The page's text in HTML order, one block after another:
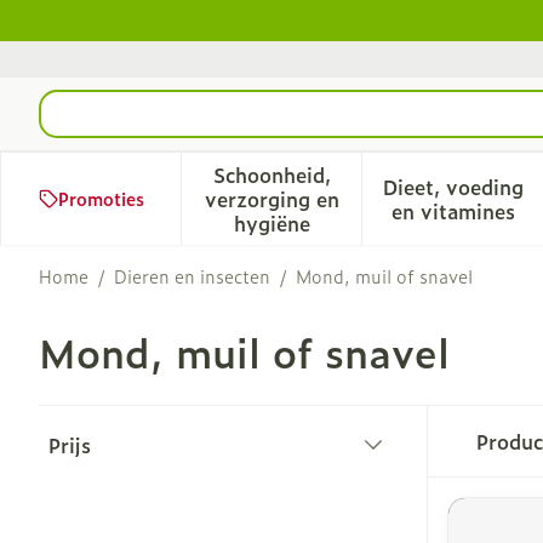
Product, merk, categorie...
Promoties
Schoonheid,
verzorging en
hygiëne
Toon submenu voor
Dieet, voeding
en vitamines
Toon
Home / Dieren en insecten / Mond, muil of snavel
Mond, muil of snavel
Prijs